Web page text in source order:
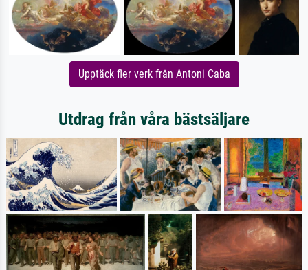
Upptäck fler verk från Antoni Caba
Utdrag från våra bästsäljare